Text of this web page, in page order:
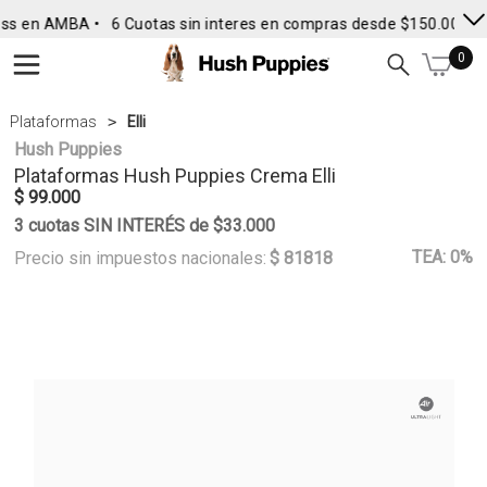
en AMBA • 6 Cuotas sin interes en compras desde $150.000 •
0
Plataformas Elli
Hush Puppies
Plataformas Hush Puppies Crema Elli
$ 99.000
3 cuotas SIN INTERÉS de $33.000
Precio sin impuestos nacionales: $ 81818 TEA: 0%